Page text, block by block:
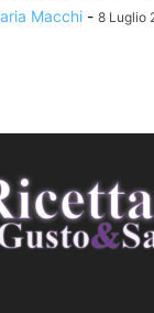
Macchi - 8 Luglio